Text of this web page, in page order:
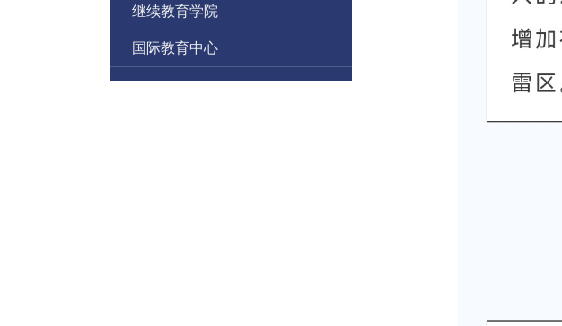
继续教育学院
国际教育中心